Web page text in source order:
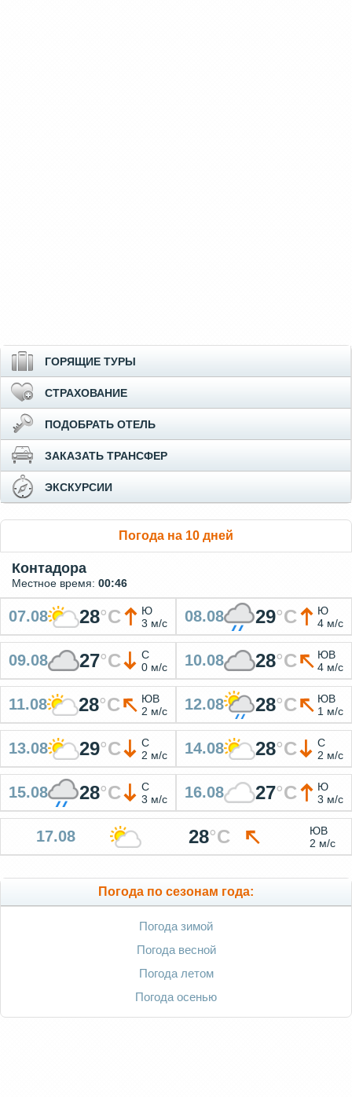
ГОРЯЩИЕ ТУРЫ
СТРАХОВАНИЕ
ПОДОБРАТЬ ОТЕЛЬ
ЗАКАЗАТЬ ТРАНСФЕР
ЭКСКУРСИИ
Погода на 10 дней
Контадора
Местное время: 00:46
07.08 28°C
Ю
3 м/с
08.08 29°C
Ю
4 м/с
09.08 27°C
С
0 м/с
10.08 28°C
ЮВ
4 м/с
11.08 28°C
ЮВ
2 м/с
12.08 28°C
ЮВ
1 м/с
13.08 29°C
С
2 м/с
14.08 28°C
С
2 м/с
15.08 28°C
С
3 м/с
16.08 27°C
Ю
3 м/с
17.08 28°C
ЮВ
2 м/с
Погода по сезонам года:
Погода зимой
Погода весной
Погода летом
Погода осенью